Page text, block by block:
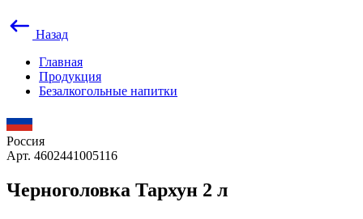
Назад
Главная
Продукция
Безалкогольные напитки
Россия
Арт. 4602441005116
Черноголовка Тархун 2 л